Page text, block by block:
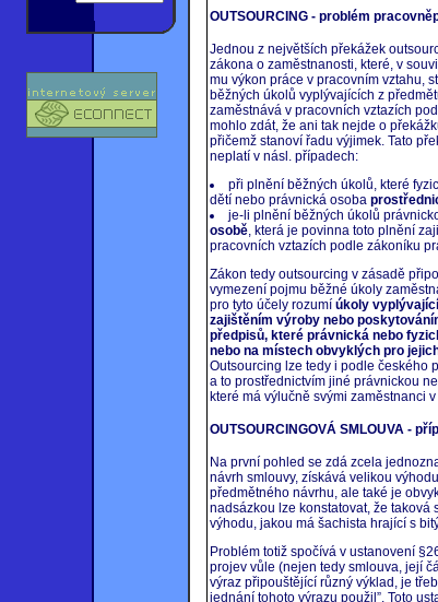
OUTSOURCING - problém
Jednou z největších překážek
zákona o zaměstnanosti, které, v
mu výkon práce v pracovním vztahu,
běžných úkolů vyplývajících z
zaměstnává v pracovních vztazích
mohlo zdát, že ani tak nejde o
přičemž stanoví řadu výjimek. Tato
neplatí v násl. případech:
při plnění běžných úkolů, které
dětí nebo právnická osoba
je-li plnění běžných úkolů
osobě, která je povinna toto plnění
pracovních vztazích podle zákoníku
Zákon tedy outsourcing v zásadě
vymezení pojmu běžné úkoly
pro tyto účely rozumí úkoly
zajištěním výroby nebo
předpisů, které právnická nebo
nebo na místech obvyklých pro
Outsourcing lze tedy i podle českého
a to prostřednictvím jiné právnickou
které má výlučně svými zaměstnanci
OUTSOURCINGOVÁ SMLOUVA -
Na první pohled se zdá zcela
návrh smlouvy, získává velikou
předmětného návrhu, ale také je
nadsázkou lze konstatovat, že taková
výhodu, jakou má šachista hrající s
Problém totiž spočívá v ustanovení
projev vůle (nejen tedy smlouva, její
výraz připouštějící různý výklad, je
jednání tohoto výrazu použil”. Toto